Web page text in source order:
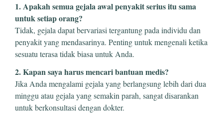
1. Apakah semua gejala awal penyakit serius itu sama
untuk setiap orang?
Tidak, gejala dapat bervariasi tergantung pada individu dan
penyakit yang mendasarinya. Penting untuk mengenali ketika
sesuatu terasa tidak biasa untuk Anda.
2. Kapan saya harus mencari bantuan medis?
Jika Anda mengalami gejala yang berlangsung lebih dari dua
minggu atau gejala yang semakin parah, sangat disarankan
untuk berkonsultasi dengan dokter.